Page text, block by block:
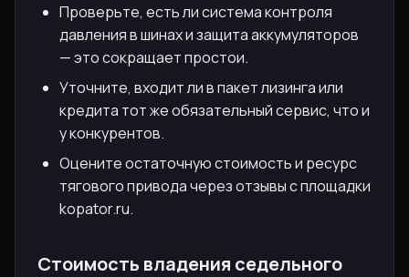
Проверьте, есть ли система контроля
давления в шинах и защита аккумуляторов
— это сокращает простои.
Уточните, входит ли в пакет лизинга или
кредита тот же обязательный сервис, что и
у конкурентов.
Оцените остаточную стоимость и ресурс
тягового привода через отзывы с площадки
kopator.ru.
Стоимость владения седельного